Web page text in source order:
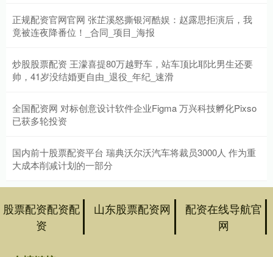
正规配资官网官网 张芷溪怒撕银河酷娱：赵露思拒演后，我
竟被连夜降番位！_合同_项目_海报
炒股股票配资 王濛喜提80万越野车，站车顶比耶比男生还要
帅，41岁没结婚更自由_退役_年纪_速滑
全国配资网 对标创意设计软件企业Figma 万兴科技孵化Pixso
已获多轮投资
国内前十股票配资平台 瑞典沃尔沃汽车将裁员3000人 作为重
大成本削减计划的一部分
股票配资配资配
资
山东股票配资网
配资在线导航官
网